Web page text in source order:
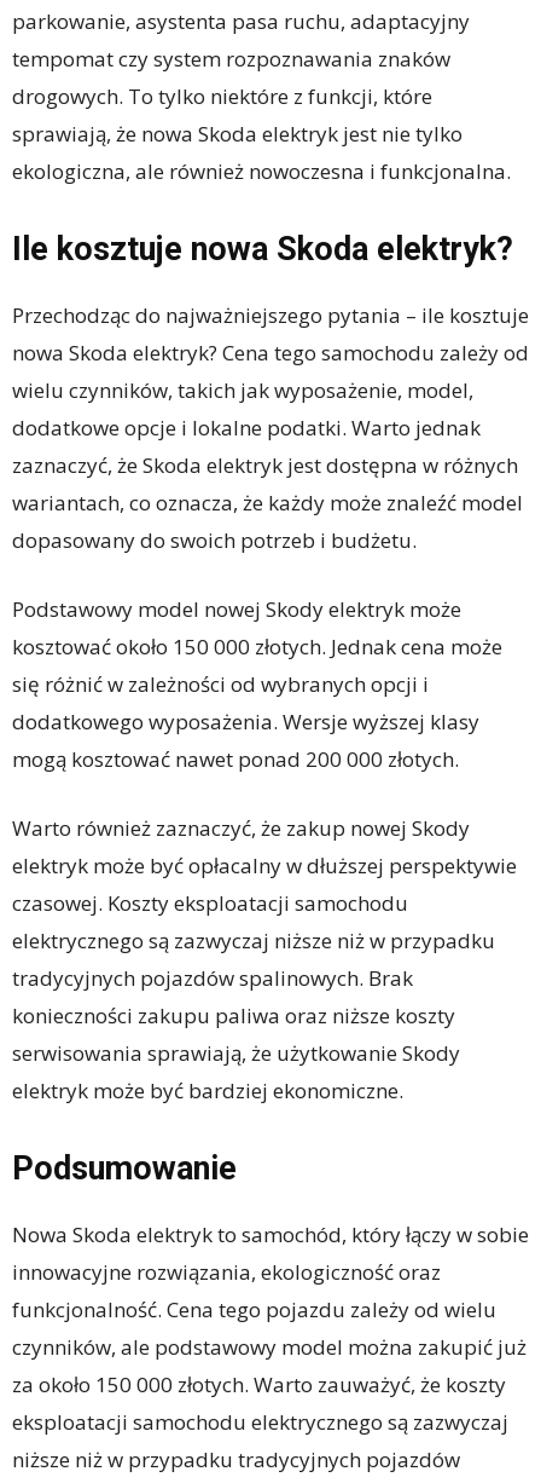
parkowanie, asystenta pasa ruchu, adaptacyjny
tempomat czy system rozpoznawania znaków
drogowych. To tylko niektóre z funkcji, które
sprawiają, że nowa Skoda elektryk jest nie tylko
ekologiczna, ale również nowoczesna i funkcjonalna.
Ile kosztuje nowa Skoda elektryk?
Przechodząc do najważniejszego pytania – ile kosztuje
nowa Skoda elektryk? Cena tego samochodu zależy od
wielu czynników, takich jak wyposażenie, model,
dodatkowe opcje i lokalne podatki. Warto jednak
zaznaczyć, że Skoda elektryk jest dostępna w różnych
wariantach, co oznacza, że każdy może znaleźć model
dopasowany do swoich potrzeb i budżetu.
Podstawowy model nowej Skody elektryk może
kosztować około 150 000 złotych. Jednak cena może
się różnić w zależności od wybranych opcji i
dodatkowego wyposażenia. Wersje wyższej klasy
mogą kosztować nawet ponad 200 000 złotych.
Warto również zaznaczyć, że zakup nowej Skody
elektryk może być opłacalny w dłuższej perspektywie
czasowej. Koszty eksploatacji samochodu
elektrycznego są zazwyczaj niższe niż w przypadku
tradycyjnych pojazdów spalinowych. Brak
konieczności zakupu paliwa oraz niższe koszty
serwisowania sprawiają, że użytkowanie Skody
elektryk może być bardziej ekonomiczne.
Podsumowanie
Nowa Skoda elektryk to samochód, który łączy w sobie
innowacyjne rozwiązania, ekologiczność oraz
funkcjonalność. Cena tego pojazdu zależy od wielu
czynników, ale podstawowy model można zakupić już
za około 150 000 złotych. Warto zauważyć, że koszty
eksploatacji samochodu elektrycznego są zazwyczaj
niższe niż w przypadku tradycyjnych pojazdów